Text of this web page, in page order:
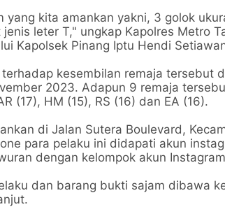
yang kita amankan yakni, 3 golok
jenis leter T," ungkap Kapolres Metro
Kapolsek Pinang Iptu Hendi
kesembilan remaja tersebut
2023. Adapun 9 remaja
(17), HM (15), RS (16) dan EA (16).
di Jalan Sutera Boulevard,
para pelaku ini didapati akun
dengan kelompok akun
dan barang bukti sajam dibawa